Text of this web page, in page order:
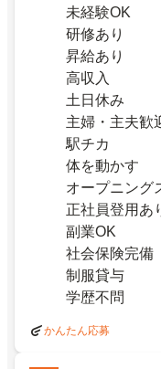
未経験OK
研修あり
昇給あり
高収入
土日休み
主婦・主夫歓
駅チカ
体を動かす
オープニング
正社員登用あ
副業OK
社会保険完備
制服貸与
学歴不問
かんたん応募